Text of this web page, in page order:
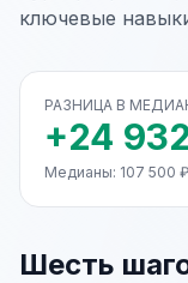
ключевые
РАЗНИЦА В
+24
Медианы: 107 500
Шесть